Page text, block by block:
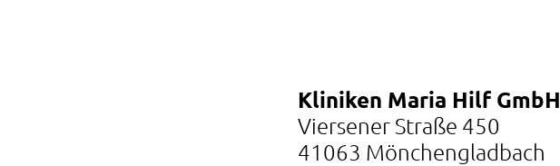
Kliniken Maria Hilf GmbH
Viersener Straße 450
41063 Mönchengladbach